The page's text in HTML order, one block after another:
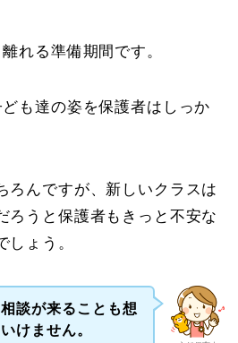
れる準備期間です。
も達の姿を保護者はしっか
ろんですが、新しいクラスは
ろうと保護者もきっと不安な
しょう。
談が来ることも想
けません。